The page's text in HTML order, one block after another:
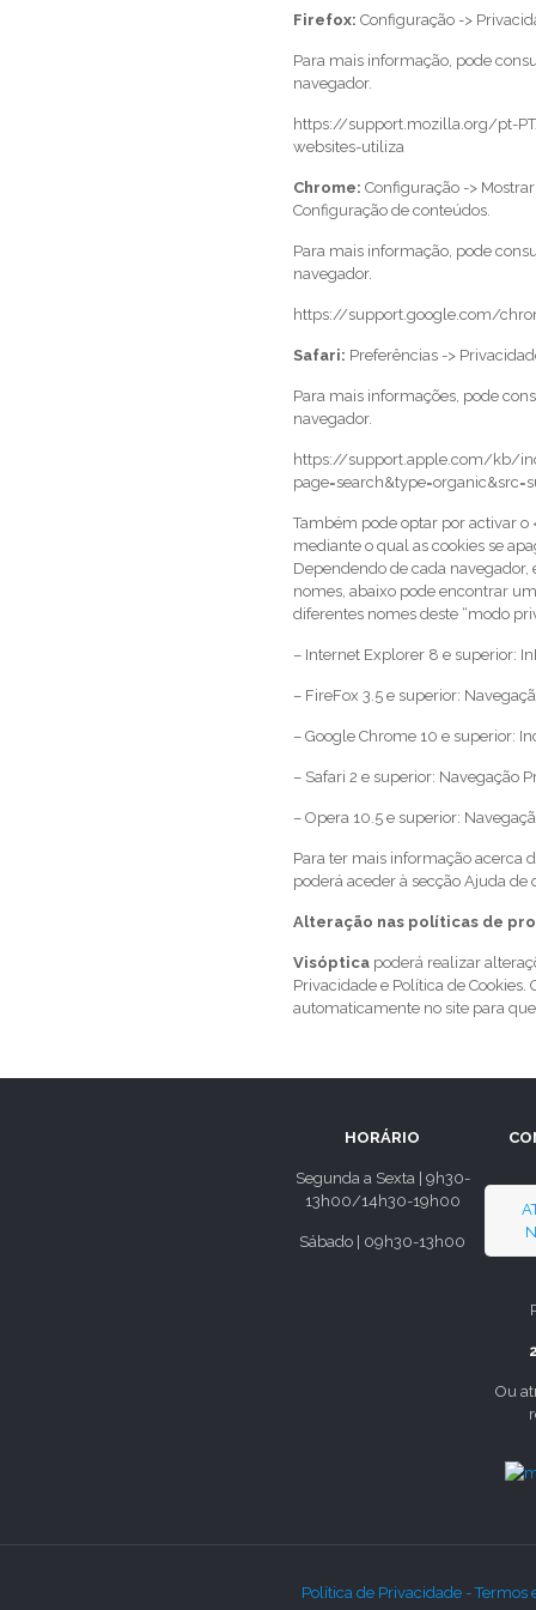
Firefox: Configuração ->
Para mais informação, pode
navegador.
https://support.mozilla.org/pt-
websites-utiliza
Chrome: Configuração ->
Configuração de conteúdos.
Para mais informação, pode
navegador.
https://support.google.com/
Safari: Preferências ->
Para mais informações, pode
navegador.
https://support.apple.com/kb/
Também pode optar por activar o
mediante o qual as cookies se
Dependendo de cada
nomes, abaixo pode encontrar
diferentes nomes deste “modo
– Internet Explorer 8 e superior:
– FireFox 3.5 e superior:
– Google Chrome 10 e superior:
– Safari 2 e superior: Navegação
– Opera 10.5 e superior:
Para ter mais informação acerca
poderá aceder à secção Ajuda
Alteração nas políticas de
Visóptica poderá realizar
Privacidade e Política de
automaticamente no site para
HORÁRIO
Segunda a Sexta | 9h30-
13h00/14h30-19h00
Sábado | 09h30-13h00
Ou
Política de Privacidade -Termos